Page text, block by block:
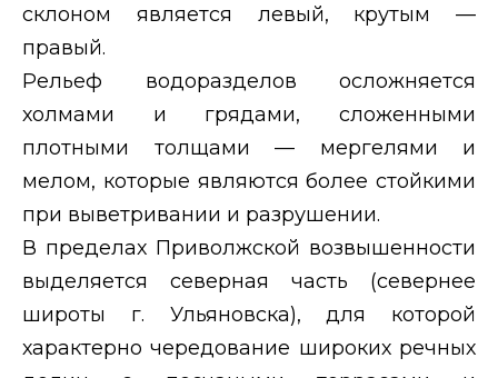
склоном является левый, крутым —
правый.
Рельеф водоразделов осложняется
холмами и грядами, сложенными
плотными толщами — мергелями и
мелом, которые являются более стойкими
при выветривании и разрушении.
В пределах Приволжской возвышенности
выделяется северная часть (севернее
широты г. Ульяновска), для которой
характерно чередование широких речных